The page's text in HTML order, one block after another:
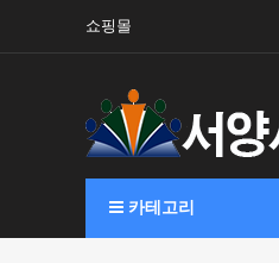
쇼핑몰
카테고리